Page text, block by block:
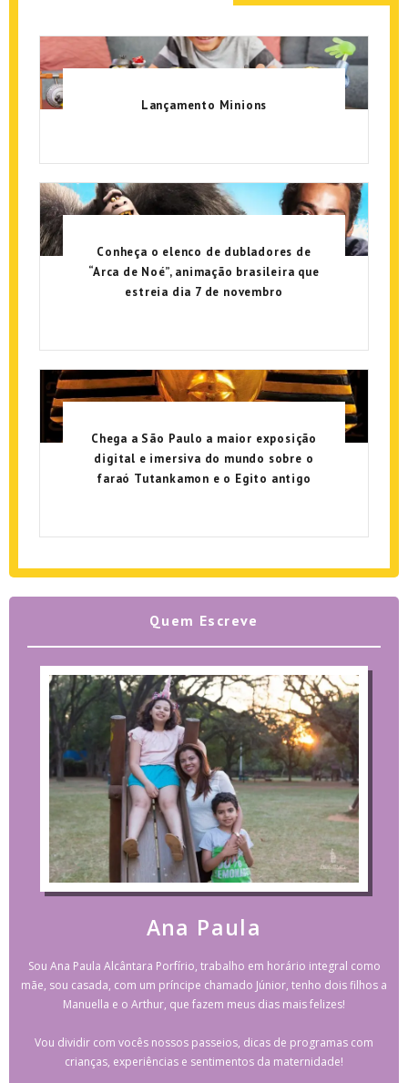
Lançamento Minions
Conheça o elenco de dubladores de
“Arca de Noé”, animação brasileira que
estreia dia 7 de novembro
Chega a São Paulo a maior exposição
digital e imersiva do mundo sobre o
faraó Tutankamon e o Egito antigo
Quem Escreve
Ana Paula
Sou Ana Paula Alcântara Porfírio, trabalho em horário integral como
mãe, sou casada, com um príncipe chamado Júnior, tenho dois filhos a
Manuella e o Arthur, que fazem meus dias mais felizes!
Vou dividir com vocês nossos passeios, dicas de programas com
crianças, experiências e sentimentos da maternidade!